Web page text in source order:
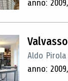
anno:
Aldo Pirola
anno: